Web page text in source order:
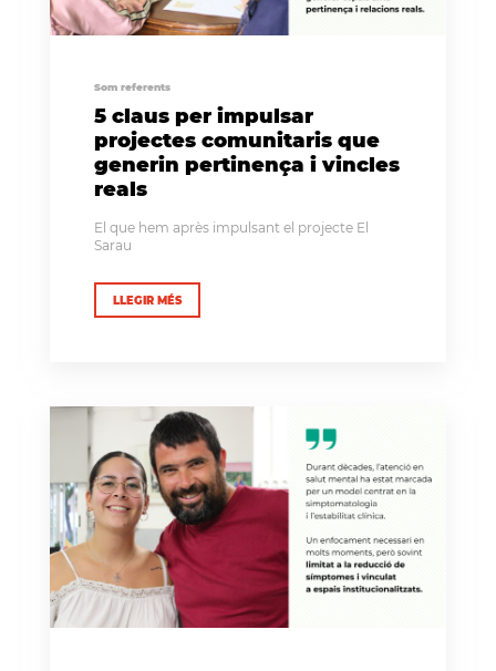
Som referents
5 claus per impulsar
projectes comunitaris que
generin pertinença i vincles
reals
El que hem après impulsant el projecte El
Sarau
LLEGIR MÉS